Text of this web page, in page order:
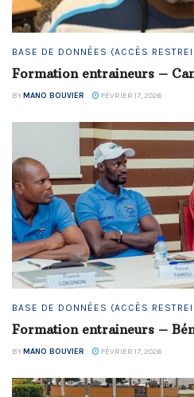
BASE DE DONNÉES (ACCÈS
Formation entraineurs –
BYMANO BOUVIER FÉVRIER 17, 2026
BASE DE DONNÉES (ACCÈS
Formation entraineurs –
BYMANO BOUVIER FÉVRIER 17, 2026